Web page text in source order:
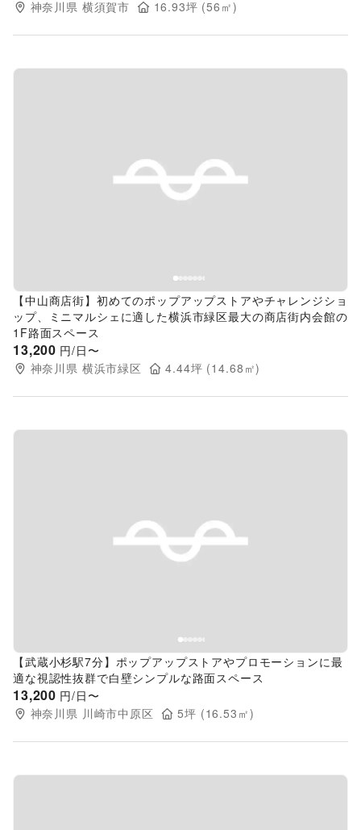
神奈川県 横須賀市 16.93坪 (56 ㎡)
Previous slide
【中山商店街】初めてのポップアップストアやチャレンジショ
ップ、ミニマルシェに適した横浜市緑区最大の商店街内会館の
1F路面スペース
13,200 円/日〜
神奈川県 横浜市緑区 4.44坪 (14.68 ㎡)
Previous slide
【武蔵小杉駅7分】ポップアップストアやプロモーションに最
適な視認性抜群で白壁シンプルな路面スペース
13,200 円/日〜
神奈川県 川崎市中原区 5坪 (16.53 ㎡)